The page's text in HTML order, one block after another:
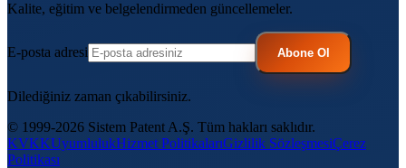
Kalite, eğitim ve belgelendirmeden güncellemeler.
E-posta adresi Abone Ol
Dilediğiniz zaman çıkabilirsiniz.
© 1999-2026 Sistem Patent A.Ş. Tüm hakları saklıdır.
KVKKUyumlulukHizmet PolitikalarıGizlilik SözleşmesiÇerez
Politikası